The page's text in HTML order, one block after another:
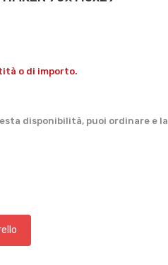
o di importo.
disponibilità, puoi ordinare e la